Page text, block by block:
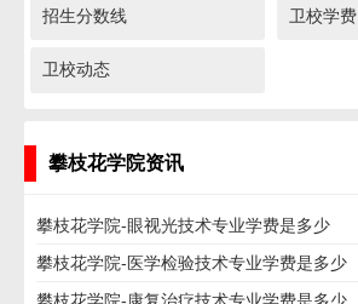
招生分数线 卫校学费
卫校动态
攀枝花学院资讯
攀枝花学院-眼视光技术专业学费是多少
攀枝花学院-医学检验技术专业学费是多少